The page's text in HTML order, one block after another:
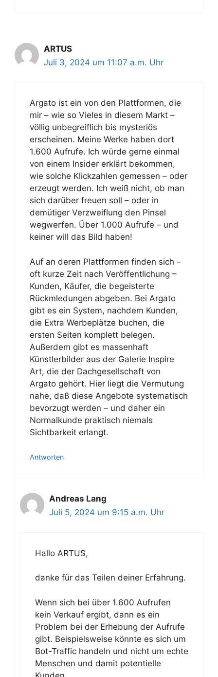
ARTUS
Juli 3, 2024 um 11:07 a.m. Uhr
Argato ist ein von den Plattformen, die
mir – wie so Vieles in diesem Markt –
völlig unbegreiflich bis mysteriös
erscheinen. Meine Werke haben dort
1.600 Aufrufe. Ich würde gerne einmal
von einem Insider erklärt bekommen,
wie solche Klickzahlen gemessen – oder
erzeugt werden. Ich weiß nicht, ob man
sich darüber freuen soll – oder in
demütiger Verzweiflung den Pinsel
wegwerfen. Über 1.000 Aufrufe – und
keiner will das Bild haben!
Auf an deren Plattformen finden sich –
oft kurze Zeit nach Veröffentlichung –
Kunden, Käufer, die begeisterte
Rückmledungen abgeben. Bei Argato
gibt es ein System, nachdem Kunden,
die Extra Werbeplätze buchen, die
ersten Seiten komplett belegen.
Außerdem gibt es massenhaft
Künstlerbilder aus der Galerie Inspire
Art, die der Dachgesellschaft von
Argato gehört. Hier liegt die Vermutung
nahe, daß diese Angebote systematisch
bevorzugt werden – und daher ein
Normalkunde praktisch niemals
Sichtbarkeit erlangt.
Antworten
Andreas Lang
Juli 5, 2024 um 9:15 a.m. Uhr
Hallo ARTUS,
danke für das Teilen deiner Erfahrung.
Wenn sich bei über 1.600 Aufrufen
kein Verkauf ergibt, dann es ein
Problem bei der Erhebung der Aufrufe
gibt. Beispielsweise könnte es sich um
Bot-Traffic handeln und nicht um echte
Menschen und damit potentielle